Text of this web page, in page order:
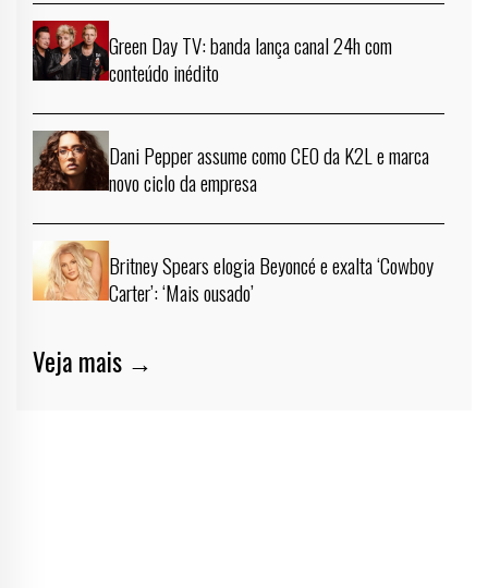
Green Day TV: banda lança canal 24h com
conteúdo inédito
Dani Pepper assume como CEO da K2L e marca
novo ciclo da empresa
Britney Spears elogia Beyoncé e exalta ‘Cowboy
Carter’: ‘Mais ousado’
Veja mais →